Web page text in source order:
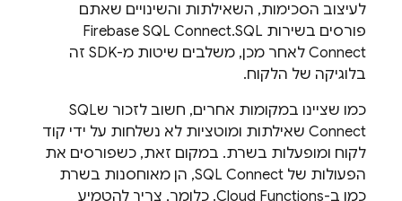
לעיצוב הסכימות, השאילתות והשינויים שאתם
פורסים בשירות
Firebase SQL Connect.SQL
Connect
לאחר מכן, משלבים שיטות מ-SDK זה
בלוגיקה של הלקוח.
כמו שציינו במקומות אחרים, חשוב לזכור שSQL
Connect שאילתות ומוטציות לא נשלחות על ידי קוד
לקוח ומופעלות בשרת. במקום זאת, כשפורסים את
הפעולות של SQL Connect, הן מאוחסנות בשרת
כמו ב-Cloud Functions. כלומר, צריך להטמיע